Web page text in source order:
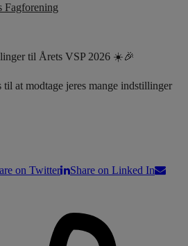
Fagforening
til Årets VSP 2026 ☀️🎉
at modtage jeres mange indstillinger
on Twitter
Share on Linked In